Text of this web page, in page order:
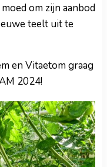
om zijn aanbod
teelt uit te
en Vitaetom graag
2024!